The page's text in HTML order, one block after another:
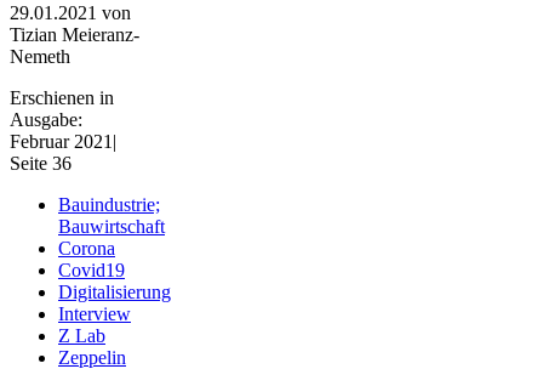
29.01.2021 von
Tizian Meieranz-
Nemeth
Erschienen in
Ausgabe:
Februar 2021|
Seite 36
Bauindustrie;
Bauwirtschaft
Corona
Covid19
Digitalisierung
Interview
Z Lab
Zeppelin